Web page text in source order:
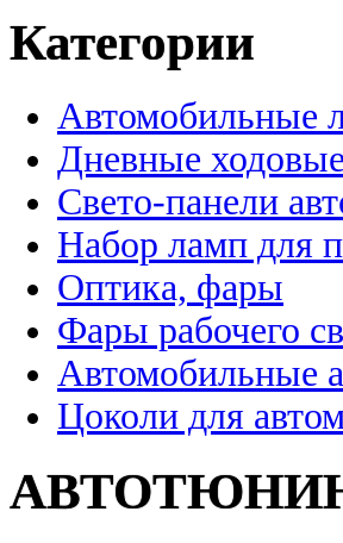
Категории
Автомобильные
Дневные
Свето-панели
Набор ламп для
Оптика, фары
Фары рабочего
Автомобильные
Цоколи для